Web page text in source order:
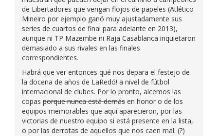
de Libertadores que vengan flojos de papeles (Atlético
Mineiro por ejemplo ganó muy ajustadamente sus
series de cuartos de final para adelante en 2013),
aunque ni TP Mazembe ni Raja Casablanca inquietaron
demasiado a sus rivales en las finales
correspondientes.
Habrá que ver entonces qué nos depara el festejo de
la docena de años de LaRedó! a nivel de fútbol
internacional de clubes. Por lo pronto, alcemos las
copas porque nunca está demás en honor o de los
equipos memorables que aquí aparecieron, por las
victorias de nuestro equipo si está presente en la lista,
o por las derrotas de aquellos que nos caen mal. (?)